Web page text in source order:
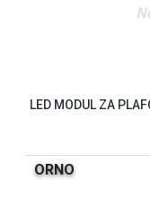
LED MODUL ZA
ORNO